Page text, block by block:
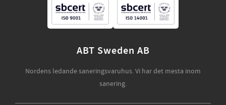
ABT Sweden AB
Nordens ledande saneringsvaruhus. Vi har det mesta inom
sanering.